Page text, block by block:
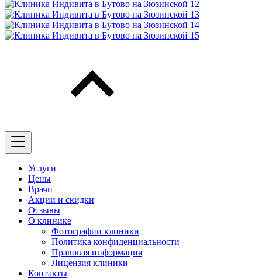
Услуги
Цены
Врачи
Акции и скидки
Отзывы
О клинике
Фотографии клиники
Политика конфиденциальности
Правовая информация
Лицензия клиники
Контакты